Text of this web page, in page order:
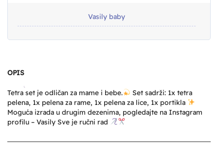
Vasily baby
OPIS
Tetra set je odličan za mame i bebe.
Set sadrži: 1x tetra
pelena, 1x pelena za rame, 1x pelena za lice, 1x portikla
Moguća izrada u drugim dezenima, pogledajte na Instagram
profilu – Vasily Sve je ručni rad